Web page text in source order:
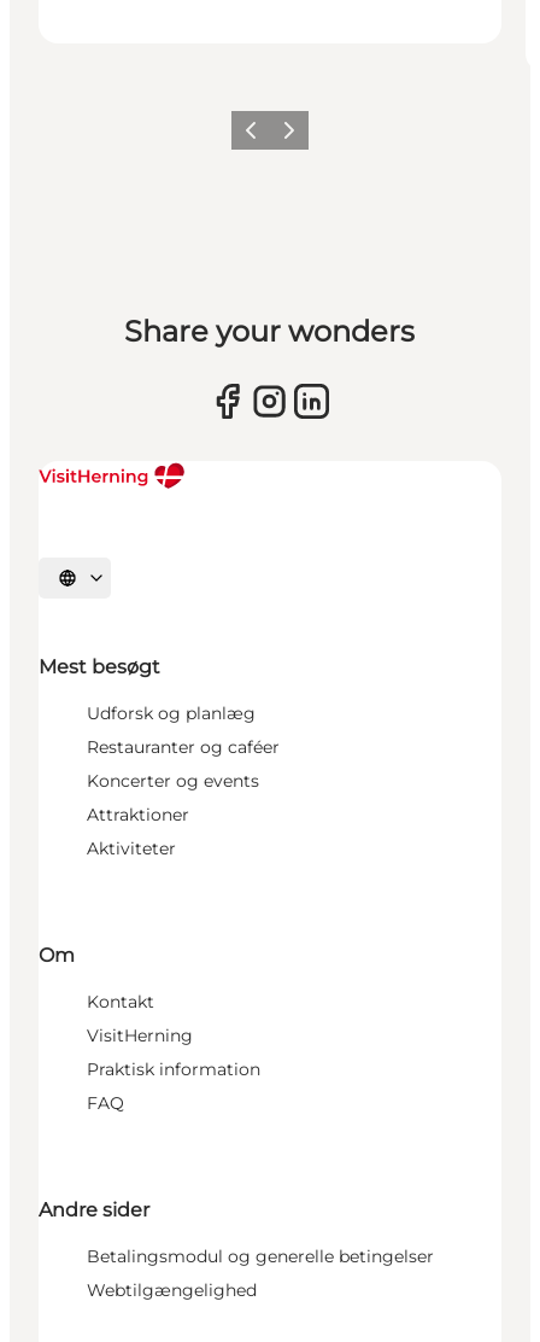
Forrige billede
Næste billede
Share your wonders
Vælg sprog
Mest besøgt
Udforsk og planlæg
Restauranter og caféer
Koncerter og events
Attraktioner
Aktiviteter
Om
Kontakt
VisitHerning
Praktisk information
FAQ
Andre sider
Betalingsmodul og generelle betingelser
Webtilgængelighed